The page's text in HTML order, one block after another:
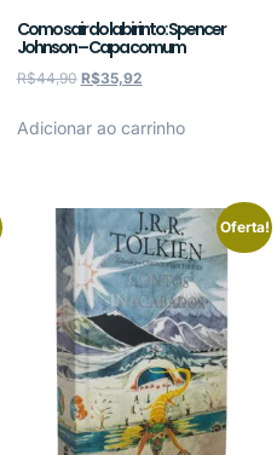
Como sair do labirinto: Spencer
Johnson – Capa comum
R$44,90 R$35,92
Adicionar ao carrinho
Oferta!